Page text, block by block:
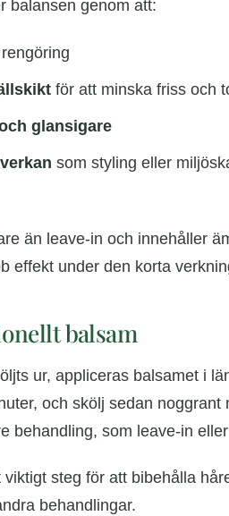
balansen genom att:
för att minska friss och
glansigare
som styling eller
än leave-in och innehåller
effekt under den korta
balsam
ur, appliceras balsamet i
och skölj sedan
behandling, som leave-in
steg för att bibehålla
behandlingar.